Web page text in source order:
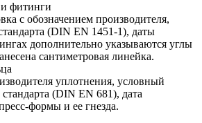
фитинги
с обозначением производителя,
(DIN EN 1451-1), даты
дополнительно указываются углы
сантиметровая линейка.
уплотнения, условный
(DIN EN 681), дата
формы и ее гнезда.